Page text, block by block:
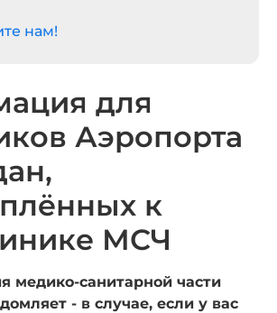
для
Аэропорта
к
МСЧ
медико-санитарной части
- в случае, если у вас
нам!